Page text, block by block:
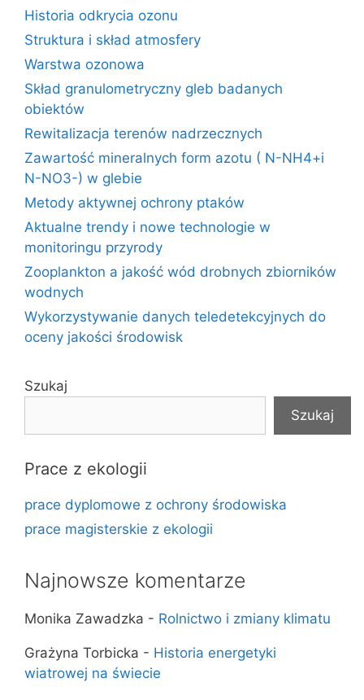
Historia odkrycia ozonu
Struktura i skład atmosfery
Warstwa ozonowa
Skład granulometryczny gleb badanych
obiektów
Rewitalizacja terenów nadrzecznych
Zawartość mineralnych form azotu ( N-NH4+i
N-NO3-) w glebie
Metody aktywnej ochrony ptaków
Aktualne trendy i nowe technologie w
monitoringu przyrody
Zooplankton a jakość wód drobnych zbiorników
wodnych
Wykorzystywanie danych teledetekcyjnych do
oceny jakości środowisk
Szukaj
Szukaj
Prace z ekologii
prace dyplomowe z ochrony środowiska
prace magisterskie z ekologii
Najnowsze komentarze
Monika Zawadzka - Rolnictwo i zmiany klimatu
Grażyna Torbicka - Historia energetyki
wiatrowej na świecie